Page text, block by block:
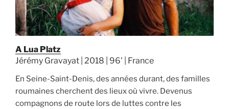
A Lua Platz
Jérémy Gravayat | 2018 | 96' | France
En Seine-Saint-Denis, des années durant, des familles
roumaines cherchent des lieux où vivre. Devenus
compagnons de route lors de luttes contre les